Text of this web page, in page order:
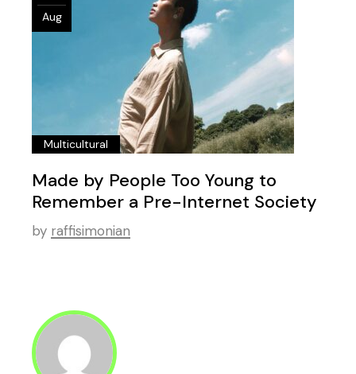
Aug
Multicultural
Made by People Too Young to
Remember a Pre-Internet Society
by raffisimonian